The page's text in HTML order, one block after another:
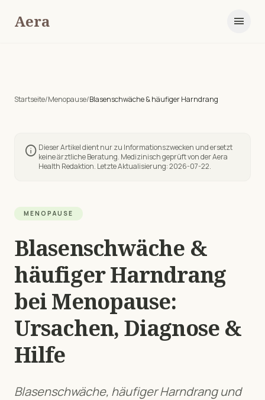
Aera menu
Startseite/Menopause/Blasenschwäche & häufiger Harndrang
info Dieser Artikel dient nur zu Informationszwecken und ersetzt
keine ärztliche Beratung. Medizinisch geprüft von der Aera
Health Redaktion. Letzte Aktualisierung:2026-07-22.
MENOPAUSE
Blasenschwäche &
häufiger Harndrang
beiMenopause:
Ursachen, Diagnose &
Hilfe
Blasenschwäche, häufiger Harndrang und